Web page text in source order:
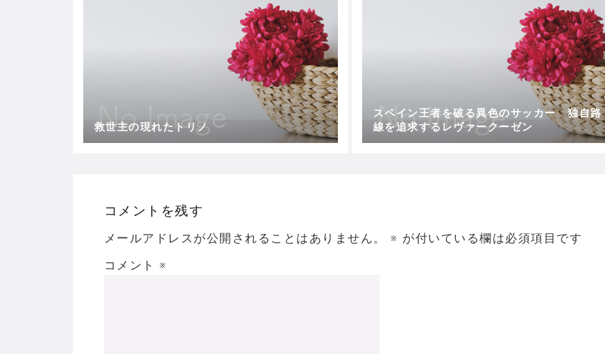
救世主の現れたトリノ
スペイン王者を破る異色のサッカー 独自路
線を追求するレヴァークーゼン
コメントを残す
メールアドレスが公開されることはありません。 ※ が付いている欄は必須項目です
コメント ※